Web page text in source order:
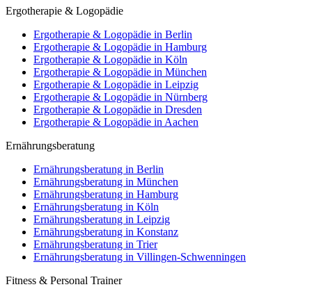
Ergotherapie & Logopädie
Ergotherapie & Logopädie in Berlin
Ergotherapie & Logopädie in Hamburg
Ergotherapie & Logopädie in Köln
Ergotherapie & Logopädie in München
Ergotherapie & Logopädie in Leipzig
Ergotherapie & Logopädie in Nürnberg
Ergotherapie & Logopädie in Dresden
Ergotherapie & Logopädie in Aachen
Ernährungsberatung
Ernährungsberatung in Berlin
Ernährungsberatung in München
Ernährungsberatung in Hamburg
Ernährungsberatung in Köln
Ernährungsberatung in Leipzig
Ernährungsberatung in Konstanz
Ernährungsberatung in Trier
Ernährungsberatung in Villingen-Schwenningen
Fitness & Personal Trainer